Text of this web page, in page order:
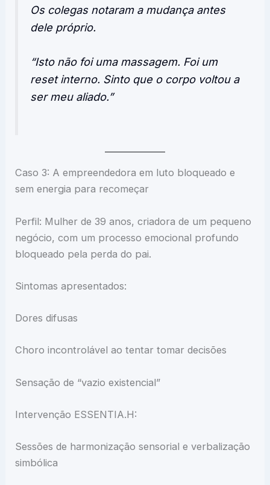
Os colegas notaram a mudança antes
dele próprio.
“Isto não foi uma massagem. Foi um
reset interno. Sinto que o corpo voltou a
ser meu aliado.”
Caso 3: A empreendedora em luto bloqueado e
sem energia para recomeçar
Perfil: Mulher de 39 anos, criadora de um pequeno
negócio, com um processo emocional profundo
bloqueado pela perda do pai.
Sintomas apresentados:
Dores difusas
Choro incontrolável ao tentar tomar decisões
Sensação de “vazio existencial”
Intervenção ESSENTIA.H:
Sessões de harmonização sensorial e verbalização
simbólica